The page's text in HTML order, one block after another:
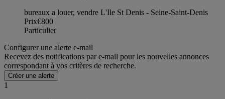
bureaux a louer, vendre L'Ile St Denis - Seine-Saint-Denis
Prix€800
Particulier
Configurer une alerte e-mail
Recevez des notifications par e-mail pour les nouvelles annonces
correspondant à vos critères de recherche.
Créer une alerte
1